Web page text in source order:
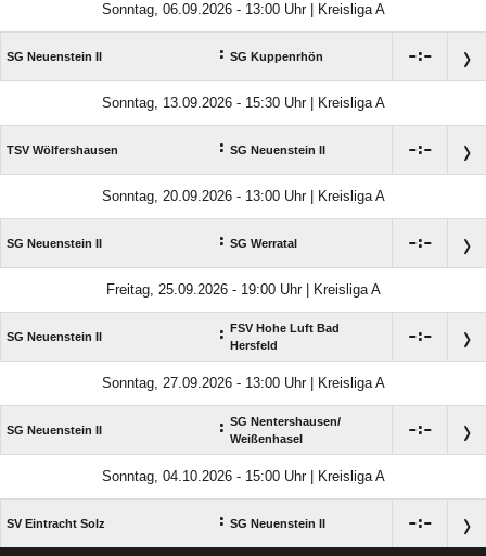
Sonntag, 06.09.2026 - 13:00 Uhr | Kreisliga A
SG Neuenstein II : SG Kuppenrhön :
Sonntag, 13.09.2026 - 15:30 Uhr | Kreisliga A
TSV Wölfershausen : SG Neuenstein II :
Sonntag, 20.09.2026 - 13:00 Uhr | Kreisliga A
SG Neuenstein II : SG Werratal :
Freitag, 25.09.2026 - 19:00 Uhr | Kreisliga A
SG Neuenstein II :
FSV Hohe Luft Bad
Hersfeld
:
Sonntag, 27.09.2026 - 13:00 Uhr | Kreisliga A
SG Neuenstein II : SG Nentershausen/​
Weißenhasel
:
Sonntag, 04.10.2026 - 15:00 Uhr | Kreisliga A
SV Eintracht Solz : SG Neuenstein II :